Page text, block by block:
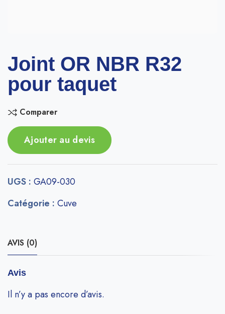
Joint OR NBR R32
pour taquet
Comparer
Ajouter au devis
UGS : GA09-030
Catégorie : Cuve
AVIS (0)
Avis
Il n’y a pas encore d’avis.